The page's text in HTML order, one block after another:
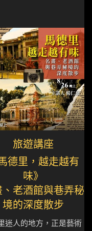
旅遊講座
德里，越走越有
味》
、老酒館與巷弄秘
境的深度散步
迷人的地方，正是藝術